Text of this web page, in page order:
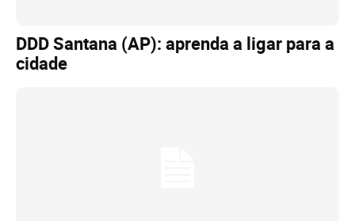
DDD Santana (AP): aprenda a ligar para a
cidade